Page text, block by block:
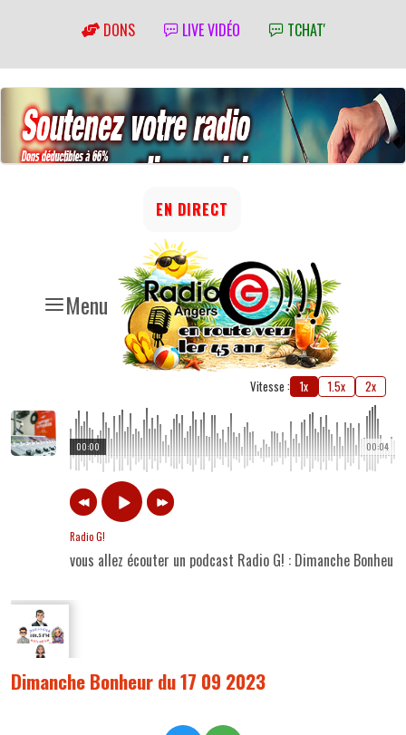
DONS LIVE VIDÉO TCHAT'
Menu
EN DIRECT
Vitesse : 1x 1.5x 2x
00:04
00:00
Radio G!
vous allez écouter un podcast Radio G! : Dimanche
Dimanche Bonheur du 17 09 2023